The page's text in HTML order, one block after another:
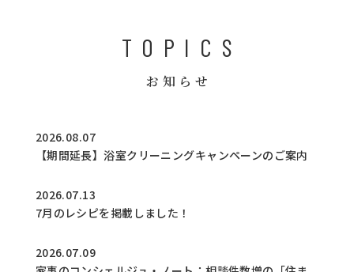
TOPICS
お知らせ
2026.08.07
【期間延長】浴室クリーニングキャンペーンのご案内
2026.07.13
7月のレシピを掲載しました！
2026.07.09